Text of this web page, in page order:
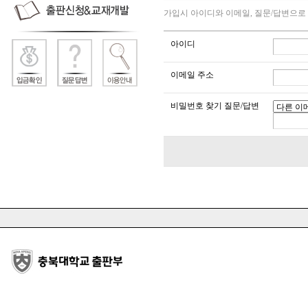
가입시 아이디와 이메일, 질문/답변으
아이디
이메일 주소
비밀번호 찾기 질문/답변